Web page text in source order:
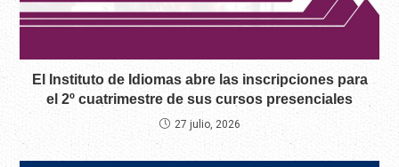
El Instituto de Idiomas abre las inscripciones para
el 2º cuatrimestre de sus cursos presenciales
27 julio, 2026